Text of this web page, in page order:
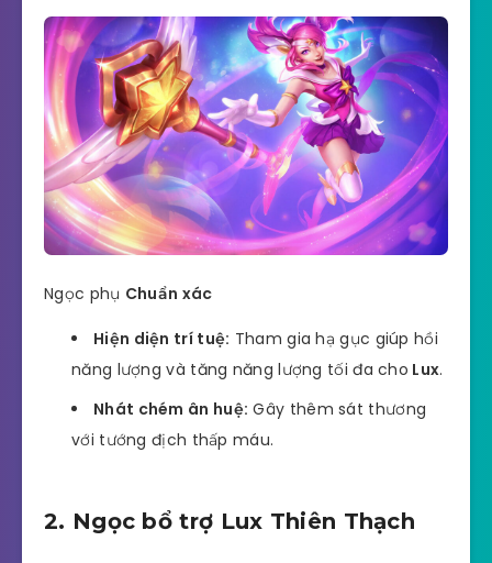
Ngọc phụ Chuẩn xác
Hiện diện trí tuệ: Tham gia hạ gục giúp hồi
năng lượng và tăng năng lượng tối đa cho Lux.
Nhát chém ân huệ: Gây thêm sát thương
với tướng địch thấp máu.
2. Ngọc bổ trợ Lux Thiên Thạch